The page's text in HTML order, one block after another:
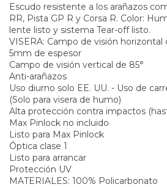
Escudo resistente a los arañazos
RR, Pista GP R y Corsa R. Color:
lente listo y sistema Tear-off listo.
VISERA: Campo de visión horizontal
5mm de espesor
Campo de visión vertical de 85°
Anti-arañazos
Uso diurno solo EE. UU. - Uso de
(Solo para visera de humo)
Alta protección contra impactos
Max Pinlock no incluido
Listo para Max Pinlock
Óptica clase 1
Listo para arrancar
Protección UV
MATERIALES: 100% Policarbonato